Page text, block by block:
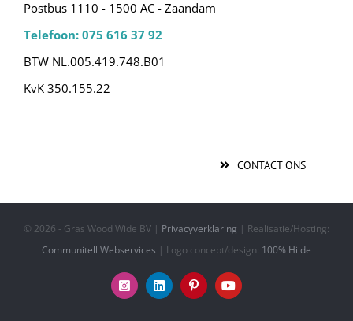
Postbus 1110 - 1500 AC - Zaandam
Telefoon: 075 616 37 92
BTW NL.005.419.748.B01
KvK 350.155.22
CONTACT ONS
© 2026 - Gras Wood Wide BV | Privacyverklaring | Realisatie/Hosting:
Communitell Webservices | Logo concept/design: 100% Hilde
InstagramLinkedInPinterestYouTube